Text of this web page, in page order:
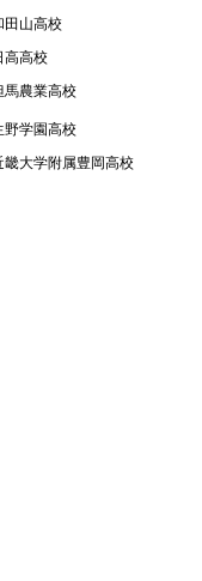
田山高校
高高校
馬農業高校
野学園高校
畿大学附属豊岡高校